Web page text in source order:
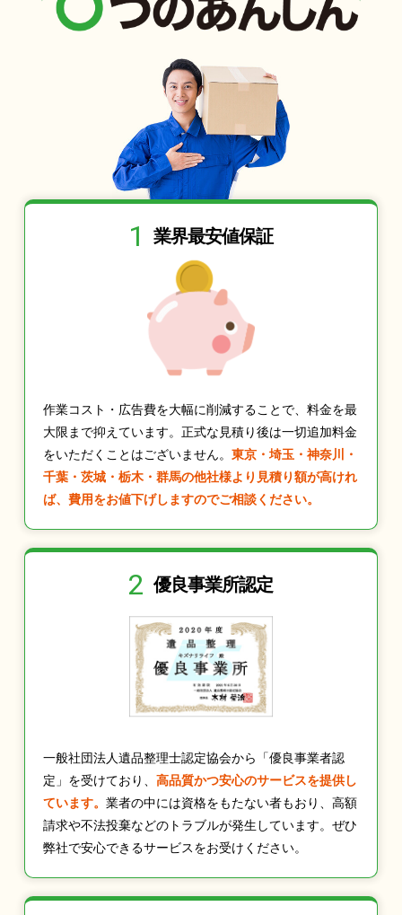
1 業界最安値保証
作業コスト・広告費を大幅に削減することで、料金を最
大限まで抑えています。正式な見積り後は一切追加料金
をいただくことはございません。 東京・埼玉・神奈川・
千葉・茨城・栃木・群馬の他社様より見積り額が高けれ
ば、費用をお値下げしますのでご相談ください。
2 優良事業所認定
一般社団法人遺品整理士認定協会から「優良事業者認
定」を受けており、 高品質かつ安心のサービスを提供し
ています。 業者の中には資格をもたない者もおり、高額
請求や不法投棄などのトラブルが発生しています。ぜひ
弊社で安心できるサービスをお受けください。